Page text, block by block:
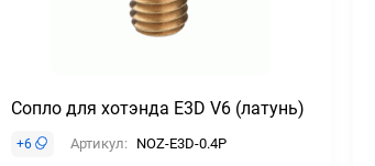
Сопло для хотэнда E3D V6 (латунь)
+6 Артикул: NOZ-E3D-0.4P